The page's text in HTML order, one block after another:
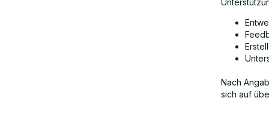
Nach
sich auf